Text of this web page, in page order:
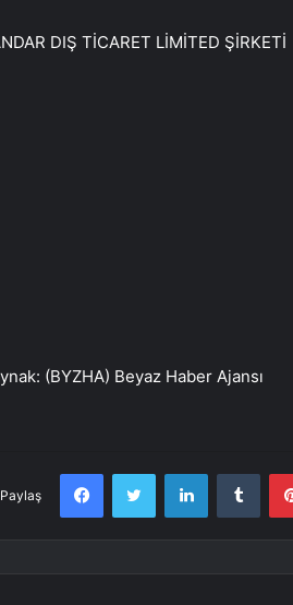
DIŞ TİCARET LİMİTED ŞİRKETİ
(BYZHA) Beyaz Haber Ajansı
Paylaş
FacebookTwitter LinkedIn